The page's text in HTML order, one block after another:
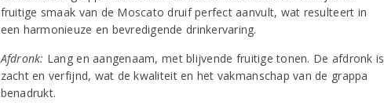
fruitige smaak van de Moscato druif perfect aanvult, wat resulteert in
een harmonieuze en bevredigende drinkervaring.
Afdronk: Lang en aangenaam, met blijvende fruitige tonen. De afdronk is
zacht en verfijnd, wat de kwaliteit en het vakmanschap van de grappa
benadrukt.